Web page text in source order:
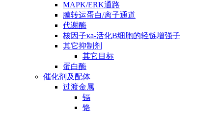
MAPK/ERK通路
膜转运蛋白/离子通道
代谢酶
核因子κa-活化B细胞的轻链增强子
其它抑制剂
其它目标
蛋白酶
催化剂及配体
过渡金属
镉
铬